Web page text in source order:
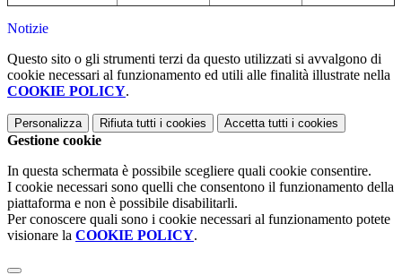
Notizie
Questo sito o gli strumenti terzi da questo utilizzati si avvalgono di
cookie necessari al funzionamento ed utili alle finalità illustrate nella
COOKIE POLICY.
Personalizza Rifiuta tutti i cookies Accetta tutti i cookies
Gestione cookie
In questa schermata è possibile scegliere quali cookie consentire.
I cookie necessari sono quelli che consentono il funzionamento della
piattaforma e non è possibile disabilitarli.
Per conoscere quali sono i cookie necessari al funzionamento potete
visionare la COOKIE POLICY.